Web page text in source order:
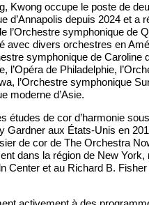
Kwong occupe le poste de
d’Annapolis depuis 2024 et a
l’Orchestre symphonique de
avec divers orchestres en
symphonique de Caroline
l’Opéra de Philadelphie,
l’Orchestre symphonique
moderne d’Asie.
études de cor d’harmonie
Gardner aux États-Unis en
de cor de The Orchestra
dans la région de New York,
Center et au Richard B.